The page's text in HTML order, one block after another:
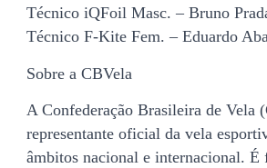
Técnico iQFoil Masc. – Bruno
Técnico F-Kite Fem. – Eduardo
Sobre a CBVela
A Confederação Brasileira de Vela
representante oficial da vela
âmbitos nacional e internacional. É